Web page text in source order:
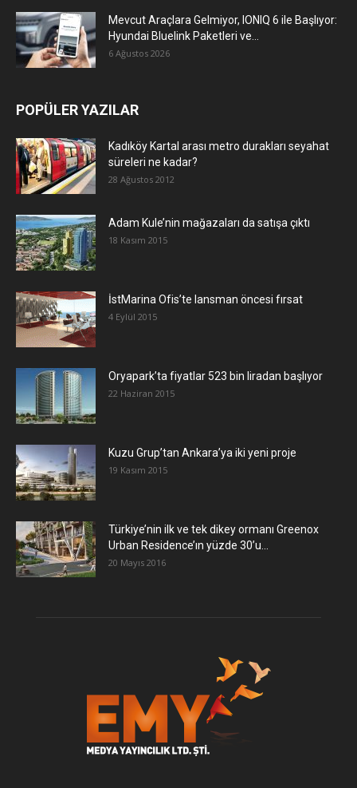
Mevcut Araçlara Gelmiyor, IONIQ 6 ile Başlıyor:
Hyundai Bluelink Paketleri ve...
6 Ağustos 2026
POPÜLER YAZILAR
Kadıköy Kartal arası metro durakları seyahat
süreleri ne kadar?
28 Ağustos 2012
Adam Kule’nin mağazaları da satışa çıktı
18 Kasım 2015
İstMarina Ofis’te lansman öncesi fırsat
4 Eylül 2015
Oryapark’ta fiyatlar 523 bin liradan başlıyor
22 Haziran 2015
​Kuzu Grup’tan Ankara’ya iki yeni proje
19 Kasım 2015
Türkiye’nin ilk ve tek dikey ormanı Greenox
Urban Residence’ın yüzde 30’u...
20 Mayıs 2016